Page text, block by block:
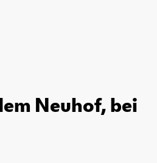
Neuhof, bei